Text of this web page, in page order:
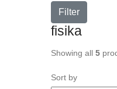
Filter
fisika
Showing all 5
Sort by